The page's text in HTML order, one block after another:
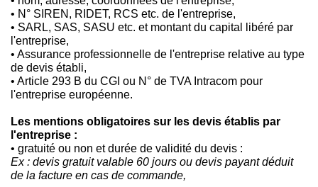
• N° SIREN, RIDET, RCS etc. de l'entreprise,
• SARL, SAS, SASU etc. et montant du capital libéré par
l'entreprise,
• Assurance professionnelle de l'entreprise relative au type
de devis établi,
• Article 293 B du CGI ou N° de TVA Intracom pour
l'entreprise européenne.
Les mentions obligatoires sur les devis établis par
l'entreprise :
• gratuité ou non et durée de validité du devis :
Ex : devis gratuit valable 60 jours ou devis payant déduit
de la facture en cas de commande,